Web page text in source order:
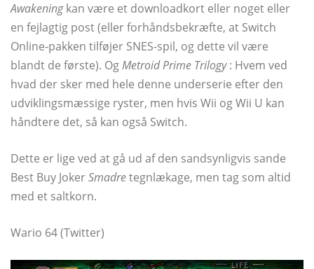
Awakeningkan være et downloadkort eller noget eller
en fejlagtig post (eller forhåndsbekræfte, at Switch
Online-pakken tilføjer SNES-spil, og dette vil være
blandt de første). OgMetroid Prime Trilogy: Hvem ved
hvad der sker med hele denne underserie efter den
udviklingsmæssige ryster, men hvis Wii og Wii U kan
håndtere det, så kan også Switch.
Dette er lige ved at gå ud af den sandsynligvis sande
Best Buy JokerSmadretegnlækage, men tag som altid
med et saltkorn.
Wario 64 (Twitter)